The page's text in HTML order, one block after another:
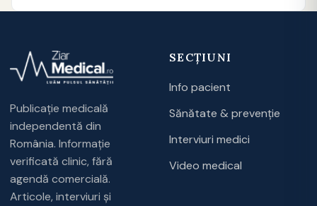
Publicație medicală
independentă din
România. Informație
verificată clinic, fără
agendă comercială.
Articole, interviuri și
SECȚIUNI
Info pacient
Sănătate & prevenție
Interviuri medici
Video medical